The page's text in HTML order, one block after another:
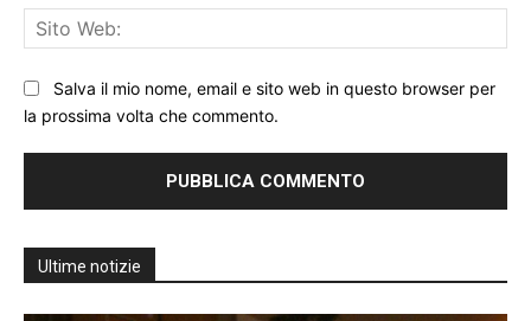
Salva il mio nome, email e sito web in questo browser per
la prossima volta che commento.
Ultime notizie